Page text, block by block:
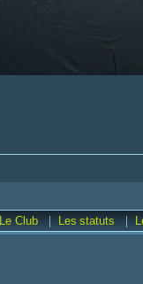
Le Club
| Les statuts |